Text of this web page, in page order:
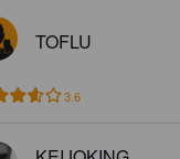
TOFLU
3.6